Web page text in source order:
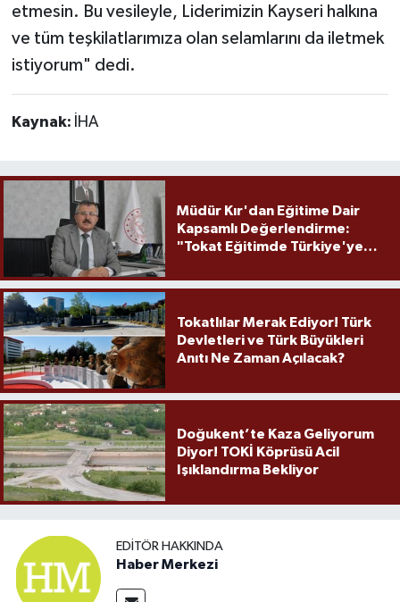
etmesin. Bu vesileyle, Liderimizin Kayseri halkına
ve tüm teşkilatlarımıza olan selamlarını da iletmek
istiyorum" dedi.
Kaynak: İHA
Müdür Kır'dan Eğitime Dair
Kapsamlı Değerlendirme:
"Tokat Eğitimde Türkiye'ye
Tokatlılar Merak Ediyor! Türk
Devletleri ve Türk Büyükleri
Anıtı Ne Zaman Açılacak?
Doğukent’te Kaza Geliyorum
Diyor! TOKİ Köprüsü Acil
Işıklandırma Bekliyor
EDITÖR HAKKINDA
Haber Merkezi